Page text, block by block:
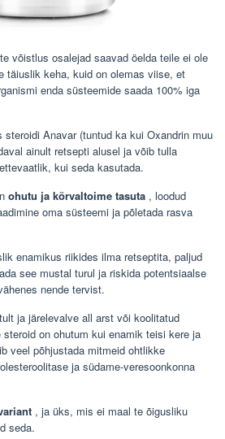
võistlus osalejad saavad öelda teile ei ole
täiuslik keha, kuid on olemas viise, et
enda süsteemide saada 100% iga
Anavar (tuntud ka kui Oxandrin muu
ainult retsepti alusel ja võib tulla
kui seda kasutada.
ohutu ja kõrvaltoime tasuta , loodud
oma süsteemi ja põletada rasva
enamikus riikides ilma retseptita, paljud
see mustal turul ja riskida potentsiaalse
nende tervist.
ja järelevalve all arst või koolitatud
on ohutum kui enamik teisi kere ja
veel põhjustada mitmeid ohtlikke
ja südame-veresoonkonna
, ja üks, mis ei maal te õigusliku
seda.